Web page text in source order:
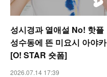
성시경과 열애설 No! 핫플
성수동에 뜬 미요시 아야카
[O! STAR 숏폼]
2026.07.14 17:39